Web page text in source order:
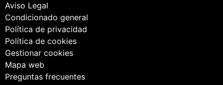
Aviso Legal
Condicionado general
Política de privacidad
Política de cookies
Gestionar cookies
Mapa web
Preguntas frecuentes